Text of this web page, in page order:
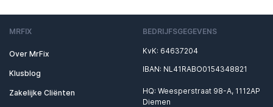
MRFIX
Over MrFix
Klusblog
Zakelijke Cliënten
BEDRIJFSGEGEVENS
KvK: 64637204
IBAN: NL41RABO0154348821
HQ: Weesperstraat 98-A, 1112AP
Diemen